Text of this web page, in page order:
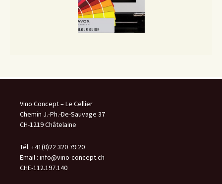
Vino Concept – Le Cellier
Chemin J.-Ph.-De-Sauvage 37
CH-1219 Châtelaine
Tél. +41(0)22 320 79 20
Email : info@vino-concept.ch
CHE-112.197.140